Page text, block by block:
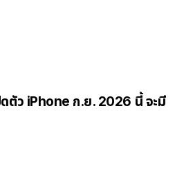
ดตัว iPhone ก.ย. 2026 นี้ จะมี